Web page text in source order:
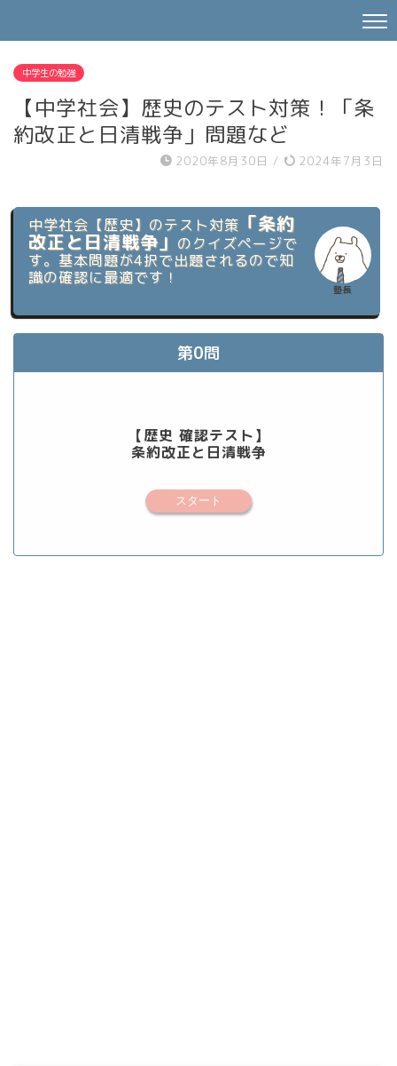
中学生の勉強
【中学社会】歴史のテスト対策！「条
約改正と日清戦争」問題など
2020年8月30日 / 2024年7月3日
中学社会【歴史】のテスト対策 「条約
改正と日清戦争」 のクイズページで
す。基本問題が4択で出題されるので知
識の確認に最適です！
塾長
第0問
【歴史 確認テスト】
条約改正と日清戦争